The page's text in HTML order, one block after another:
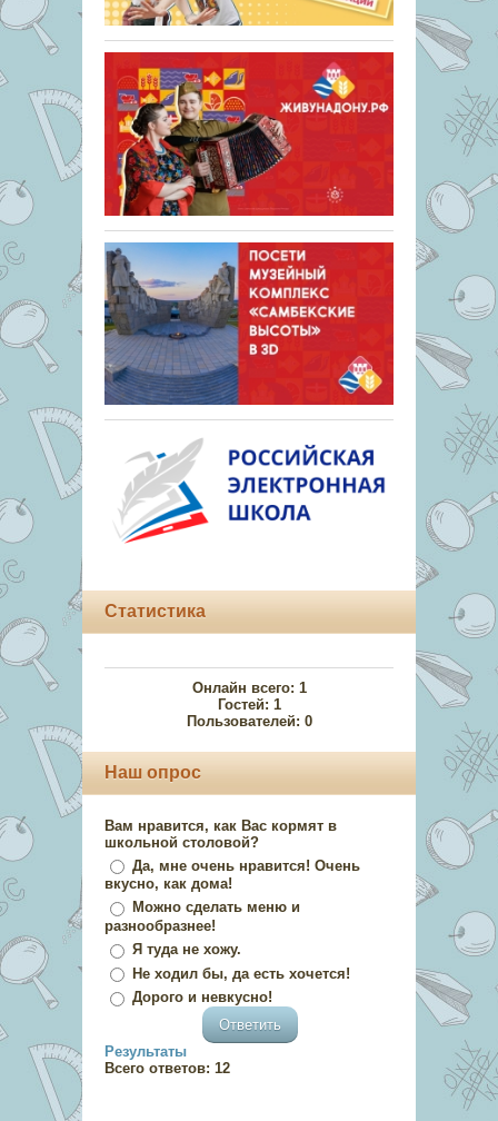
Статистика
Онлайн всего: 1
Гостей: 1
Пользователей: 0
Наш опрос
Вам нравится, как Вас кормят в
школьной столовой?
Да, мне очень нравится! Очень
вкусно, как дома!
Можно сделать меню и
разнообразнее!
Я туда не хожу.
Не ходил бы, да есть хочется!
Дорого и невкусно!
Результаты
Всего ответов: 12